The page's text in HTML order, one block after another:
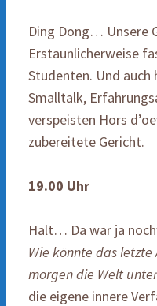
Ding Dong… Unsere
Erstaunlicherweise
Studenten. Und
Smalltalk,
verspeisten Hors
zubereitete Gericht.
19.00 Uhr
Halt… Da war ja
Wie könnte das letzte
morgen die Welt
die eigene innere